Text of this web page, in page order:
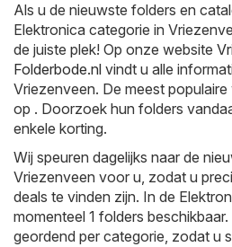
Als u de nieuwste folders en
Elektronica categorie in
de juiste plek! Op onze website
Folderbode.nl vindt u alle
Vriezenveen. De meest
op . Doorzoek hun folders
enkele korting.
Wij speuren dagelijks naar de
Vriezenveen voor u, zodat u
deals te vinden zijn. In de
momenteel 1 folders
geordend per categorie, zodat u